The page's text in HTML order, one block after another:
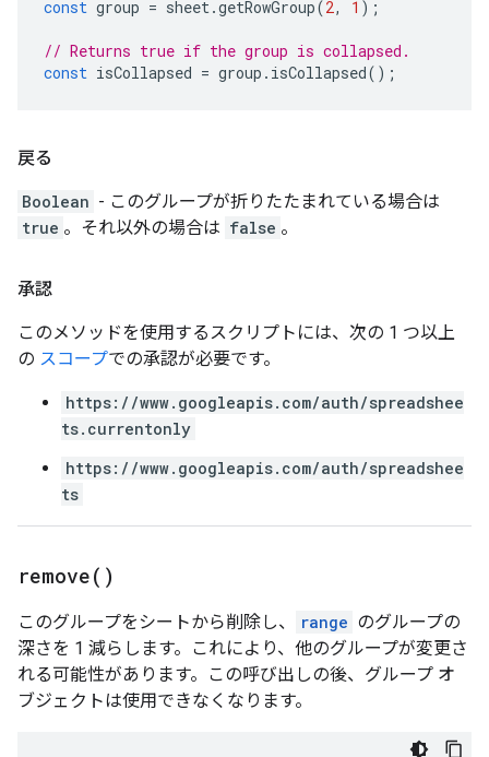
const group = sheet.getRowGroup(2, 1 );
// Returns true if the group is collapsed.
const isCollapsed = group . isCollapsed();
戻る
Boolean - このグループが折りたたまれている場合は
true 。それ以外の場合は false 。
承認
このメソッドを使用するスクリプトには、次の 1 つ以上
の スコープでの承認が必要です。
https://www.googleapis.com/auth/spreadshee
ts.currentonly
https://www.googleapis.com/auth/spreadshee
ts
remove( )
このグループをシートから削除し、 range のグループの
深さを 1 減らします。これにより、他のグループが変更さ
れる可能性があります。この呼び出しの後、グループ オ
ブジェクトは使用できなくなります。